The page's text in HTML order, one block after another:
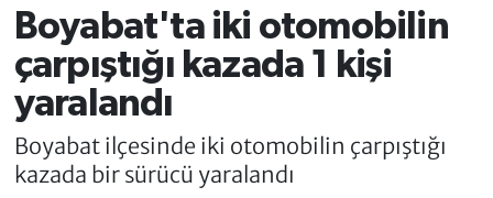
Boyabat'ta iki otomobilin
çarpıştığı kazada 1 kişi
yaralandı
Boyabat ilçesinde iki otomobilin çarpıştığı
kazada bir sürücü yaralandı
Süper Lig Puan Durumu ve Fikstür
Tüm Manşetler
Son Dakika Haberleri